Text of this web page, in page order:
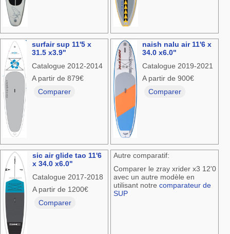
surfair sup 11'5 x
31.5 x3.9"
Catalogue 2012-2014
A partir de 879€
Comparer
naish nalu air 11'6 x
34.0 x6.0"
Catalogue 2019-2021
A partir de 900€
Comparer
sic air glide tao 11'6
x 34.0 x6.0"
Catalogue 2017-2018
A partir de 1200€
Comparer
Autre comparatif:
Comparer le zray xrider x3 12'0
avec un autre modèle en
utilisant notre comparateur de
SUP